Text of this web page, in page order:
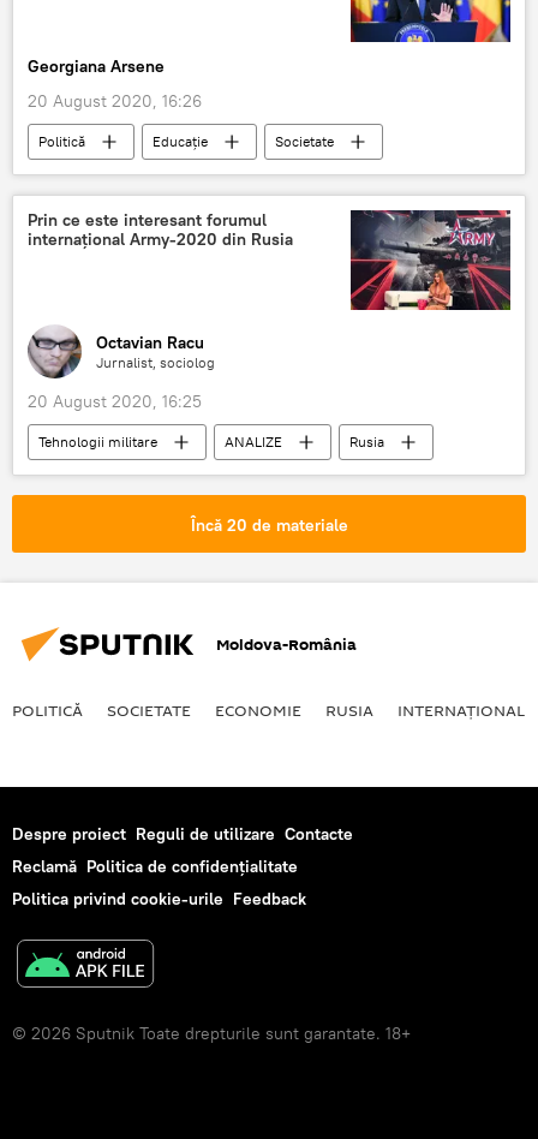
Georgiana Arsene
20 August 2020, 16:26
Politică Educație
Societate
Klaus Iohannis
Profesori Decret
Prin ce este interesant forumul
internațional Army-2020 din Rusia
Octavian Racu
Jurnalist, sociolog
20 August 2020, 16:25
Tehnologii militare ANALIZE Rusia
Încă 20 de materiale
Moldova-România
POLITICĂ SOCIETATE ECONOMIE RUSIA INTERNAŢIONAL
Despre proiect Reguli de utilizare Contacte
Reclamă Politica de confidențialitate
Politica privind cookie-urile Feedback
© 2026 Sputnik Toate drepturile sunt garantate. 18+